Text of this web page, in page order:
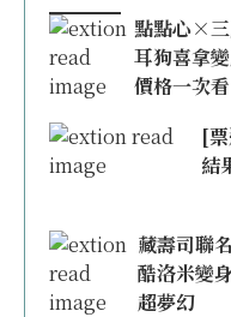
點點心×三
耳狗喜拿
價格一次看
[
結
藏壽司聯
酷洛米變
超夢幻